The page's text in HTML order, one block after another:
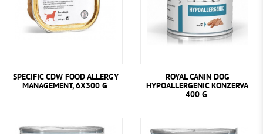
SPECIFIC CDW FOOD ALLERGY
MANAGEMENT, 6X300 G
ROYAL CANIN DOG
HYPOALLERGENIC KONZERVA
400 G